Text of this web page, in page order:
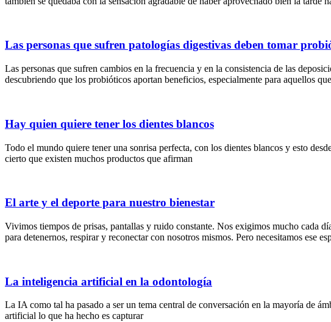
Las personas que sufren patologías digestivas deben tomar
Las personas que sufren cambios en la frecuencia y en la consistencia de las
descubriendo que los probióticos aportan beneficios, especialmente para aquellos
Hay quien quiere tener los dientes blancos
Todo el mundo quiere tener una sonrisa perfecta, con los dientes blancos y esto
cierto que existen muchos productos que afirman
El arte y el deporte para nuestro bienestar
Vivimos tiempos de prisas, pantallas y ruido constante. Nos exigimos mucho cada
para detenernos, respirar y reconectar con nosotros mismos. Pero necesitamos ese
La inteligencia artificial en la odontología
La IA como tal ha pasado a ser un tema central de conversación en la mayoría de
artificial lo que ha hecho es capturar